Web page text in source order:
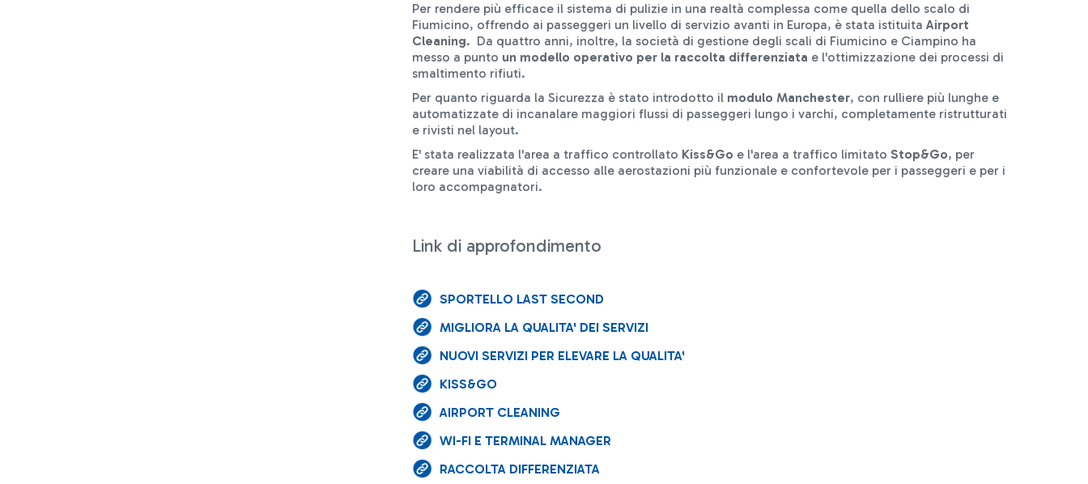
Per rendere più efficace il sistema di pulizie in una realtà complessa come quella dello scalo di
Fiumicino, offrendo ai passeggeri un livello di servizio avanti in Europa, è stata istituita Airport
Cleaning. Da quattro anni, inoltre, la società di gestione degli scali di Fiumicino e Ciampino ha
messo a punto un modello operativo per la raccolta differenziata e l'ottimizzazione dei processi di
smaltimento rifiuti.
Per quanto riguarda la Sicurezza è stato introdotto il modulo Manchester, con rulliere più lunghe e
automatizzate di incanalare maggiori flussi di passeggeri lungo i varchi, completamente ristrutturati
e rivisti nel layout.
E' stata realizzata l'area a traffico controllato Kiss&Go e l'area a traffico limitato Stop&Go, per
creare una viabilità di accesso alle aerostazioni più funzionale e confortevole per i passeggeri e per i
loro accompagnatori.
Link di approfondimento
SPORTELLO LAST SECOND
MIGLIORA LA QUALITA' DEI SERVIZI
NUOVI SERVIZI PER ELEVARE LA QUALITA'
KISS&GO
AIRPORT CLEANING
WI-FI E TERMINAL MANAGER
RACCOLTA DIFFERENZIATA